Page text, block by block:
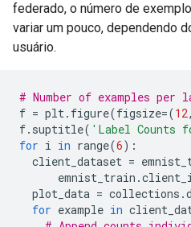
federado, o número de
variar um pouco, dependendo
usuário.
# Number of examples
f = plt. figure(figsize=(12,
f. suptitle( 'Label Counts
for i in range(6):
client_dataset =
emnist_train .
plot_data = collections .
for example in